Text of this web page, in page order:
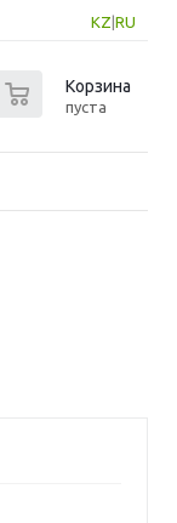
KZ RU
Корзина
пуста